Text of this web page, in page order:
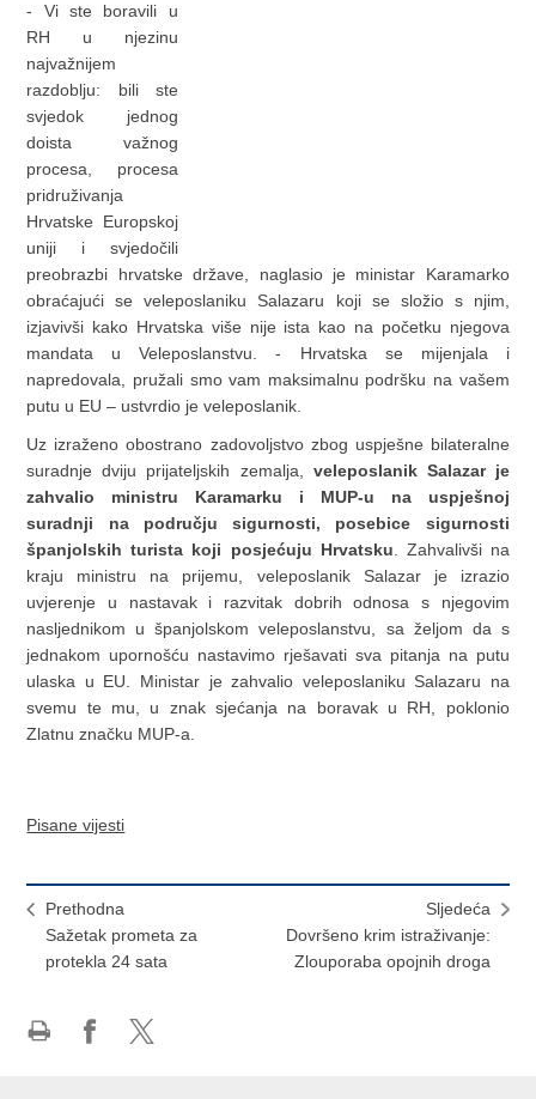
- Vi ste boravili u
RH u njezinu
najvažnijem
razdoblju: bili ste
svjedok jednog
doista važnog
procesa, procesa
pridruživanja
Hrvatske Europskoj
uniji i svjedočili
preobrazbi hrvatske države, naglasio je ministar Karamarko
obraćajući se veleposlaniku Salazaru koji se složio s njim,
izjavivši kako Hrvatska više nije ista kao na početku njegova
mandata u Veleposlanstvu. - Hrvatska se mijenjala i
napredovala, pružali smo vam maksimalnu podršku na vašem
putu u EU – ustvrdio je veleposlanik.
Uz izraženo obostrano zadovoljstvo zbog uspješne bilateralne
suradnje dviju prijateljskih zemalja, veleposlanik Salazar je
zahvalio ministru Karamarku i MUP-u na uspješnoj
suradnji na području sigurnosti, posebice sigurnosti
španjolskih turista koji posjećuju Hrvatsku . Zahvalivši na
kraju ministru na prijemu, veleposlanik Salazar je izrazio
uvjerenje u nastavak i razvitak dobrih odnosa s njegovim
nasljednikom u španjolskom veleposlanstvu, sa željom da s
jednakom upornošću nastavimo rješavati sva pitanja na putu
ulaska u EU. Ministar je zahvalio veleposlaniku Salazaru na
svemu te mu, u znak sjećanja na boravak u RH, poklonio
Zlatnu značku MUP-a.
Pisane vijesti
Prethodna
Sažetak prometa za
protekla 24 sata
Sljedeća
Dovršeno krim istraživanje:
Zlouporaba opojnih droga